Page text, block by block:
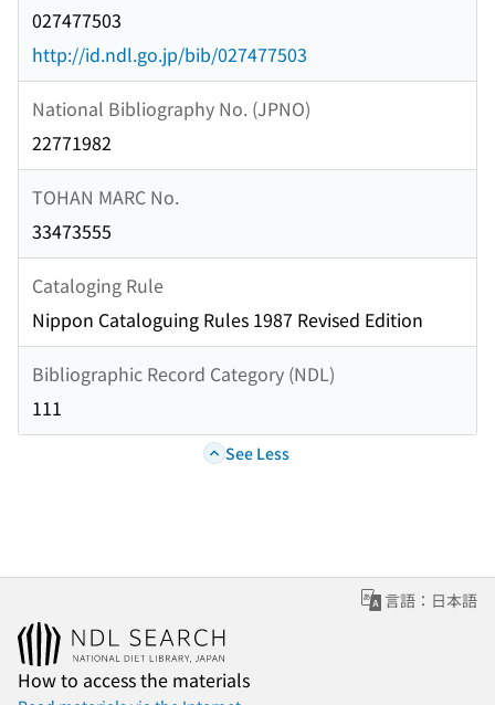
027477503
http://id.ndl.go.jp/bib/027477503
National Bibliography No. (JPNO)
22771982
TOHAN MARC No.
33473555
Cataloging Rule
Nippon Cataloguing Rules 1987 Revised Edition
Bibliographic Record Category (NDL)
111
See Less
言語：日本語
How to access the materials